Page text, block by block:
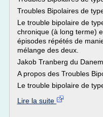
Troubles Bipolaires de
Le trouble bipolaire de
chronique (à long terme)
épisodes répétés de
mélange des deux.
Jakob Tranberg du
A propos des Troubles
Le trouble bipolaire de
Lire la suite